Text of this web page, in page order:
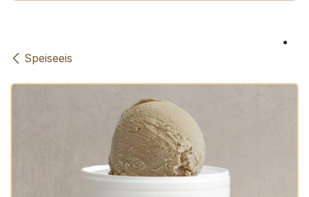
Speiseeis